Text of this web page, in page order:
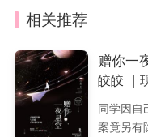
相关推荐
赠你一
皎皎
同学因自
案竟另有